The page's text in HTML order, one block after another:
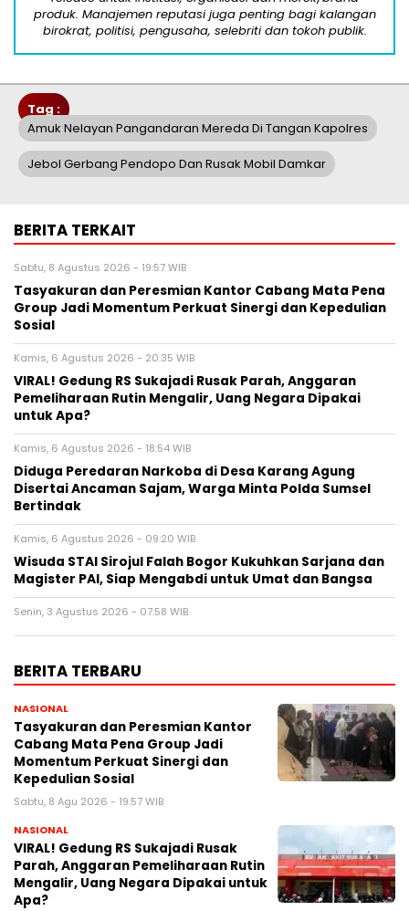
produk. Manajemen reputasi juga penting bagi kalangan
birokrat, politisi, pengusaha, selebriti dan tokoh publik.
Tag :
Amuk Nelayan Pangandaran Mereda Di Tangan Kapolres
Jebol Gerbang Pendopo Dan Rusak Mobil Damkar
BERITA TERKAIT
Sabtu, 8 Agustus 2026 - 19:57 WIB
Tasyakuran dan Peresmian Kantor Cabang Mata Pena
Group Jadi Momentum Perkuat Sinergi dan Kepedulian
Sosial
Kamis, 6 Agustus 2026 - 20:35 WIB
VIRAL! Gedung RS Sukajadi Rusak Parah, Anggaran
Pemeliharaan Rutin Mengalir, Uang Negara Dipakai
untuk Apa?
Kamis, 6 Agustus 2026 - 18:54 WIB
Diduga Peredaran Narkoba di Desa Karang Agung
Disertai Ancaman Sajam, Warga Minta Polda Sumsel
Bertindak
Kamis, 6 Agustus 2026 - 09:20 WIB
Wisuda STAI Sirojul Falah Bogor Kukuhkan Sarjana dan
Magister PAI, Siap Mengabdi untuk Umat dan Bangsa
Senin, 3 Agustus 2026 - 07:58 WIB
BERITA TERBARU
NASIONAL
Tasyakuran dan Peresmian Kantor
Cabang Mata Pena Group Jadi
Momentum Perkuat Sinergi dan
Kepedulian Sosial
Sabtu, 8 Agu 2026 - 19:57 WIB
NASIONAL
VIRAL! Gedung RS Sukajadi Rusak
Parah, Anggaran Pemeliharaan Rutin
Mengalir, Uang Negara Dipakai untuk
Apa?